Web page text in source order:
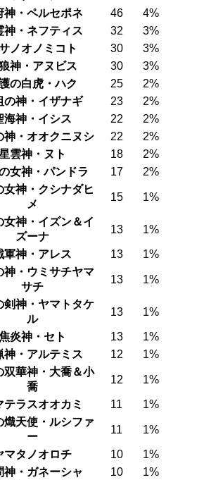
神・ペルセポネ
46
4%
神・ネフティス
32
3%
ノオノミコト
30
3%
神・アヌビス
30
3%
の白虎・ハク
25
2%
の神・イザナギ
23
2%
海神・イシス
22
2%
神・オオクニヌシ
22
2%
雲神・ヌト
18
2%
女神・パンドラ
17
2%
女神・クシナダヒ
メ
15 1%
女神・イズン＆イ
ズーナ
13 1%
軍神・アレス 13
1%
神・ウミサチヤマ
サチ
13 1%
剣神・ヤマトタケ
ル
13 1%
炎神・セト 13
1%
神・アルテミス
12
1%
双華神・大喬＆小
喬
12 1%
テラスオオカミ 11
1%
熾天使・ルシファ
ー
11 1%
マタノオロチ 10
1%
神・ガネーシャ
10
1%